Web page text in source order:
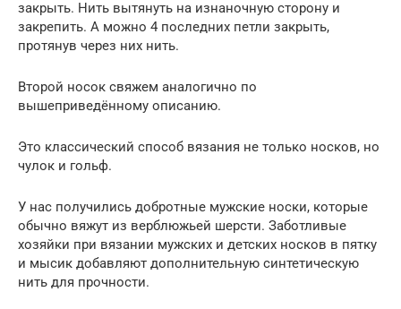
закрыть. Нить вытянуть на изнаночную сторону и
закрепить. А можно 4 последних петли закрыть,
протянув через них нить.
Второй носок свяжем аналогично по
вышеприведённому описанию.
Это классический способ вязания не только носков, но
чулок и гольф.
У нас получились добротные мужские носки, которые
обычно вяжут из верблюжьей шерсти. Заботливые
хозяйки при вязании мужских и детских носков в пятку
и мысик добавляют дополнительную синтетическую
нить для прочности.